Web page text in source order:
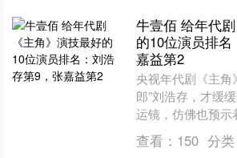
牛壹佰 给年代
的10位演员排
嘉益第2
央视年代剧《主角
郎”刘浩存，才缓
运镜，仿佛也预示
将会别开生面。
学奖同名小说的剧
查看： 150 分类